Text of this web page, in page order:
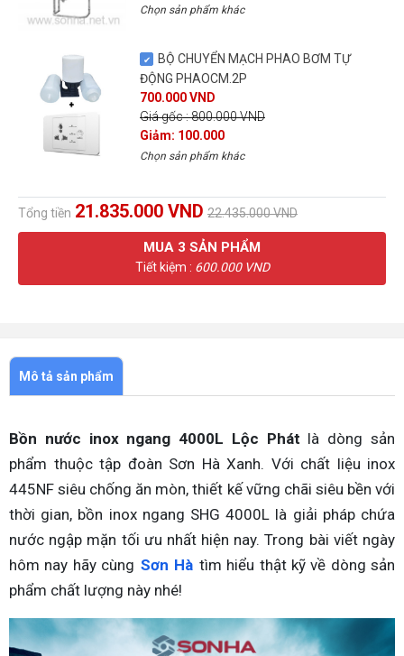
Chọn sản phẩm khác
BỘ CHUYỂN MẠCH PHAO BƠM TỰ
ĐỘNG PHAOCM.2P
700.000 VND
Giá gốc : 800.000 VND
Giảm: 100.000
Chọn sản phẩm khác
Tổng tiền 21.835.000 VND 22.435.000 VND
MUA 3 SẢN PHẨM
Tiết kiệm : 600.000 VND
Mô tả sản phẩm
Bồn nước inox ngang 4000L Lộc Phát là dòng sản
phẩm thuộc tập đoàn Sơn Hà Xanh. Với chất liệu inox
445NF siêu chống ăn mòn, thiết kế vững chãi siêu bền với
thời gian, bồn inox ngang SHG 4000L là giải pháp chứa
nước ngập mặn tối ưu nhất hiện nay. Trong bài viết ngày
hôm nay hãy cùng Sơn Hà tìm hiểu thật kỹ về dòng sản
phẩm chất lượng này nhé!